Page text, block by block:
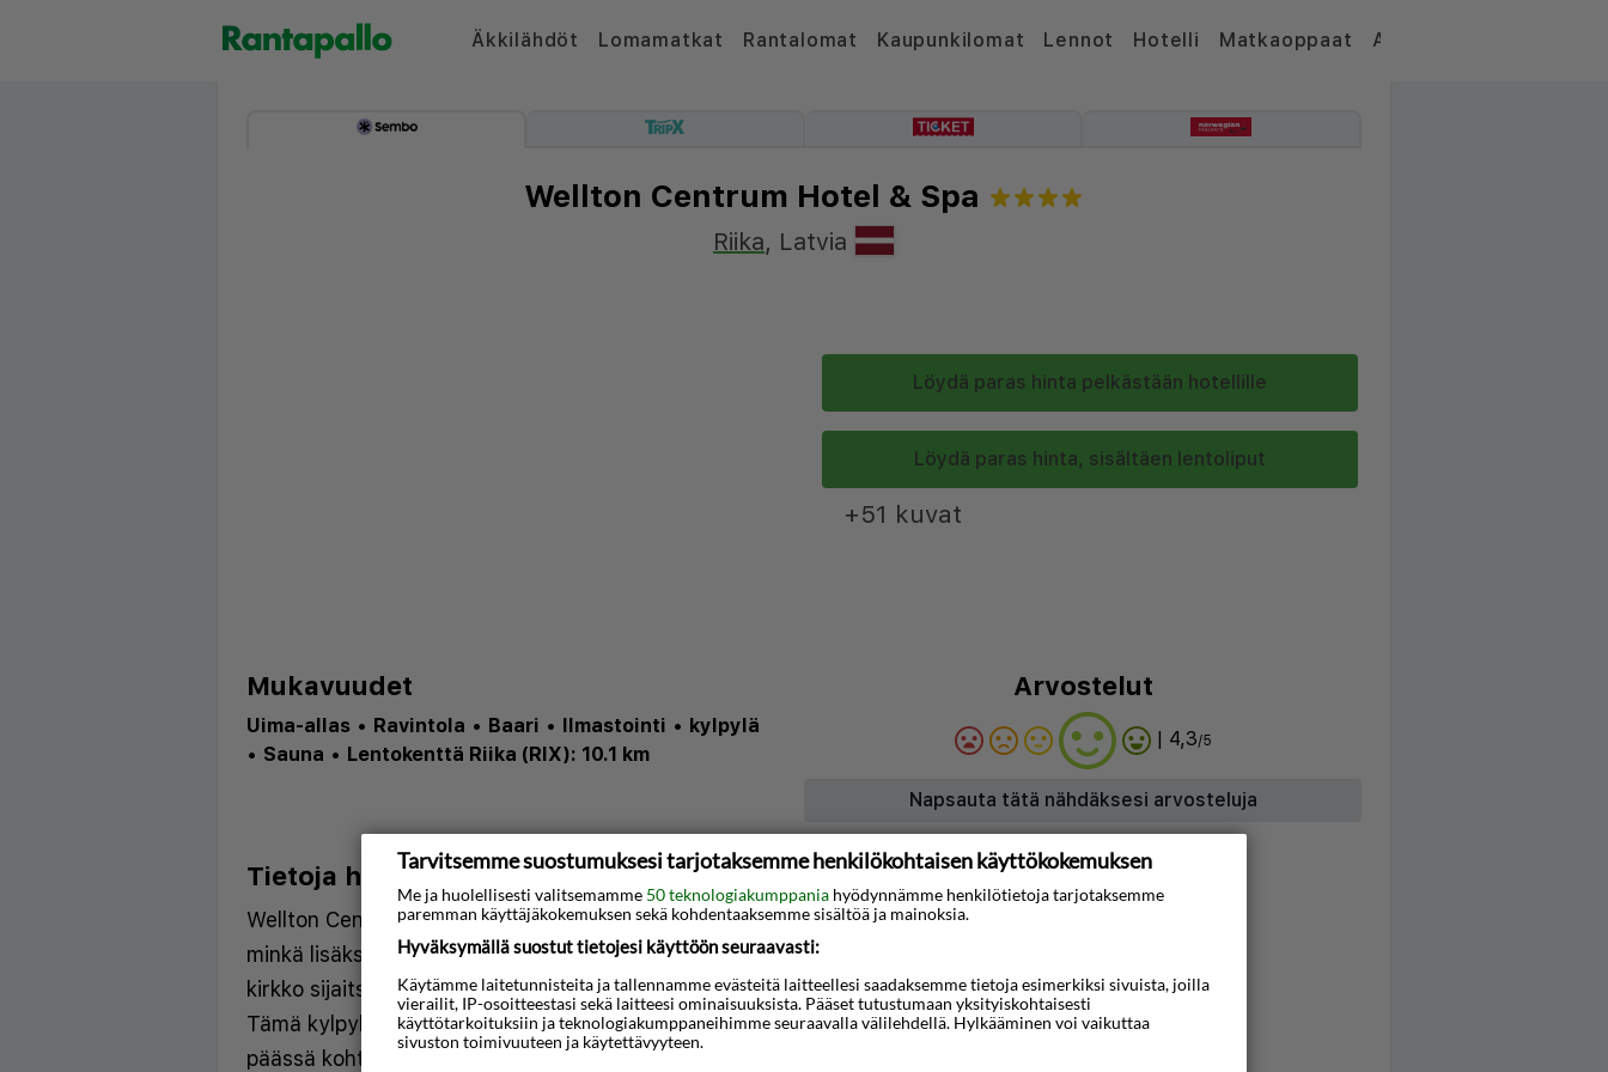
Äkkilähdöt Lomamatkat Rantalomat Kaupunkilomat Lennot Hotelli Matkaoppaat Artikkelit
Wellton Centrum Hotel & Spa
Riika, Latvia
Löydä paras hinta pelkästään hotellille
Löydä paras hinta, sisältäen lentoliput
+51 kuvat
Mukavuudet
Uima-allas • Ravintola • Baari • Ilmastointi • kylpylä
• Sauna • Lentokenttä Riika (RIX): 10.1 km
Arvostelut
| 4,3/5
Napsauta tätä nähdäksesi arvosteluja
Tietoja hotellista
Wellton Centrum Hotel & Spa sijaitsee keskustassa,
minkä lisäksi Jugendtaloja ja Pyhän Johanneksen
kirkko sijaitsevat vain muutaman askeleen päässä.
Tämä kylpylälomalle soveltuva hotelli sijaitsee 0,3 km:n
päässä kohteesta Latvian kansallisooppera ja 0,4 km:n
Kartta
Tarvitsemme suostumuksesi tarjotaksemme henkilökohtaisen käyttökokemuksen
Me ja huolellisesti valitsemamme 50 teknologiakumppania hyödynnämme henkilötietoja tarjotaksemme
paremman käyttäjäkokemuksen sekä kohdentaaksemme sisältöä ja mainoksia.
Hyväksymällä suostut tietojesi käyttöön seuraavasti:
Käytämme laitetunnisteita ja tallennamme evästeitä laitteellesi saadaksemme tietoja esimerkiksi sivuista, joilla
vierailit, IP-osoitteestasi sekä laitteesi ominaisuuksista. Pääset tutustumaan yksityiskohtaisesti
käyttötarkoituksiin ja teknologiakumppaneihimme seuraavalla välilehdellä. Hylkääminen voi vaikuttaa
sivuston toimivuuteen ja käytettävyyteen.